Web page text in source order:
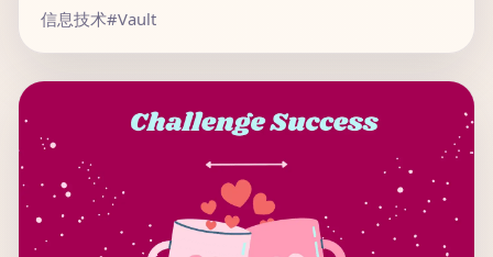
信息技术#Vault